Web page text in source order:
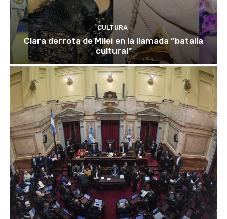
CULTURA
Clara derrota de Milei en la llamada “batalla
cultural”